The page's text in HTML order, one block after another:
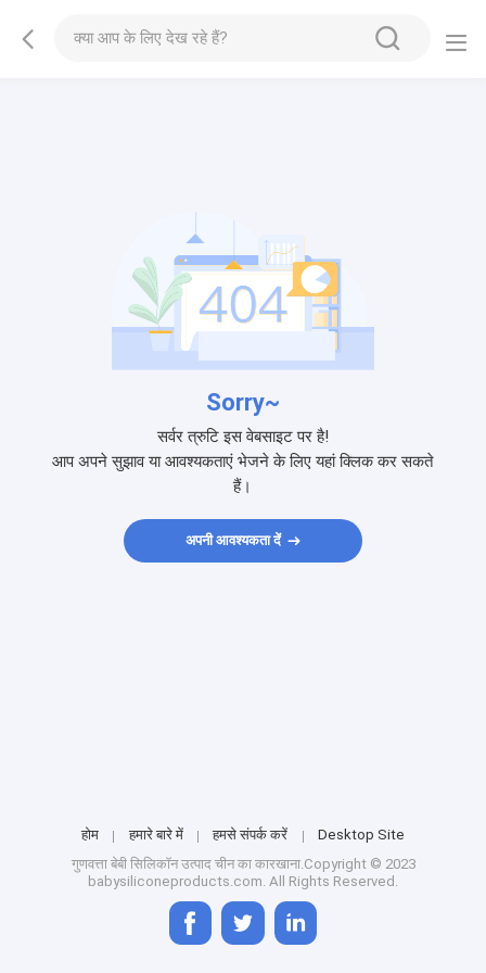
Sorry~
सर्वर त्रुटि इस वेबसाइट पर है!
आप अपने सुझाव या आवश्यकताएं भेजने के लिए यहां क्लिक कर सकते
हैं।
अपनी आवश्यकता दें
होम हमारे बारे में हमसे संपर्क करें
Desktop Site
गुणवत्ता बेबी सिलिकॉन उत्पादचीन का कारखाना.Copyright © 2023
babysiliconeproducts.com. All Rights Reserved.